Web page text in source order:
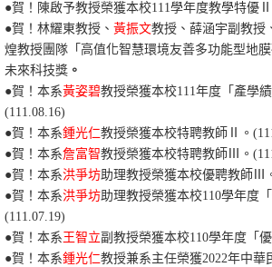
●賀 ！ 陳啟予教授榮獲本校111學年度教學特優
●賀 ！林耀東教授、 黃振文教授、薛涵宇副教授
煌教授團隊「高值化智慧環境友善多功能型地
未來科技獎 。
●賀！本系黃姿碧教授榮獲本校111年度「產學
(111.08.16)
●賀！本系鍾光仁教授榮獲本校特聘教師Ⅱ。
●賀！本系詹富智教授榮獲本校特聘教師Ⅲ。
●賀！本系洪爭坊助理教授榮獲本校優聘教師Ⅲ
●賀！本系洪爭坊助理教授榮獲本校110學年度
(111.07.19)
●賀！本系 王智立副教授榮獲本校110學年度「
●賀！本系鍾光仁教授兼系主任榮獲2022年中華